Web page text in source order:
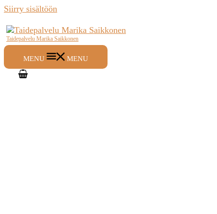
Siirry sisältöön
Taidepalvelu Marika Saikkonen
MENU MENU